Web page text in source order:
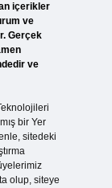
içerikler
ve
Gerçek
ve
bir Yer
sitedeki
olup, siteye